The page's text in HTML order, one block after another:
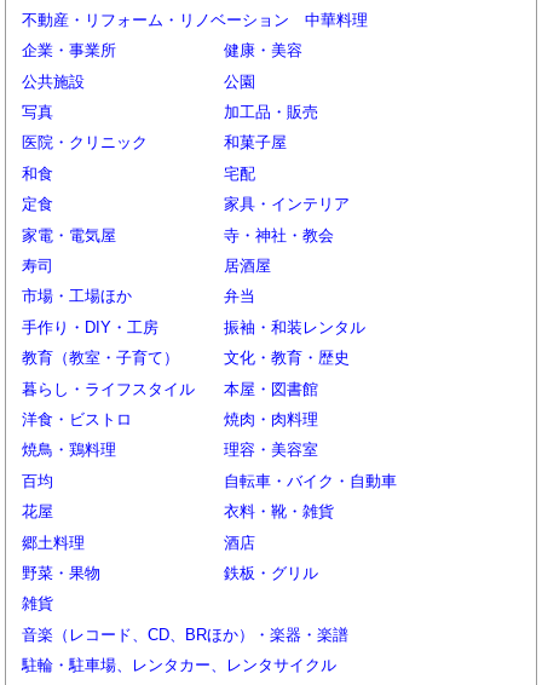
不動産・リフォーム・リノベーション
中華料理
企業・事業所
健康・美容
公共施設
公園
写真
加工品・販売
医院・クリニック
和菓子屋
和食
宅配
定食
家具・インテリア
家電・電気屋
寺・神社・教会
寿司
居酒屋
市場・工場ほか
弁当
手作り・DIY・工房
振袖・和装レンタル
教育（教室・子育て）
文化・教育・歴史
暮らし・ライフスタイル
本屋・図書館
洋食・ビストロ
焼肉・肉料理
焼鳥・鶏料理
理容・美容室
百均
自転車・バイク・自動車
花屋
衣料・靴・雑貨
郷土料理
酒店
野菜・果物
鉄板・グリル
雑貨
音楽（レコード、CD、BRほか）・楽器・楽譜
駐輪・駐車場、レンタカー、レンタサイクル